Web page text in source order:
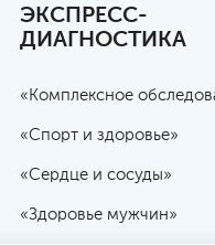
ЭКСПРЕСС-
ДИАГНОСТИКА
«Комплексное
«Спорт и здоровье»
«Сердце и сосуды»
«Здоровье мужчин»